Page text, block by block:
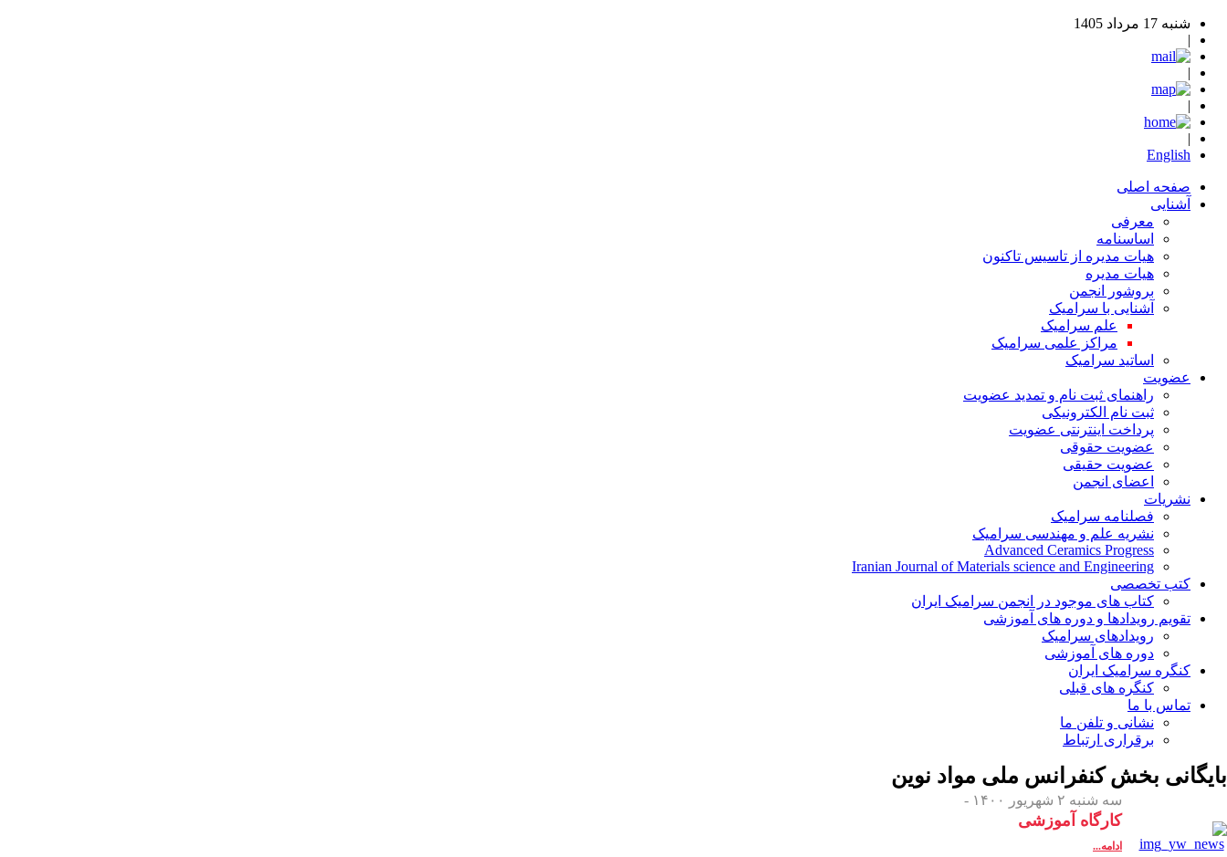
شنبه 17 مرداد 1405
|
|
|
|
English
صفحه اصلی
آشنایی
معرفی
اساسنامه
هیات مدیره از تاسیس تاکنون
هیات مدیره
بروشور انجمن
آشنایی با سرامیک
علم سرامیک
مراکز علمی سرامیک
اساتید سرامیک
عضویت
راهنمای ثبت نام و تمدید عضویت
ثبت نام الکترونیکی
پرداخت اینترنتی عضویت
عضویت حقوقی
عضویت حقیقی
اعضای انجمن
نشریات
فصلنامه سرامیک
نشریه علم و مهندسی سرامیک
Advanced Ceramics Progress
Iranian Journal of Materials science and Engineering
کتب تخصصی
کتاب های موجود در انجمن سرامیک ایران
تقویم رویدادها و دوره های آموزشی
رویدادهای سرامیک
دوره های آموزشی
کنگره سرامیک ایران
کنگره های قبلی
تماس با ما
نشانی و تلفن ما
برقراری ارتباط
بایگانی بخشکنفرانس ملی مواد نوین
سه شنبه ۲ شهریور ۱۴۰۰ -
کارگاه آموزشی
ادامه...